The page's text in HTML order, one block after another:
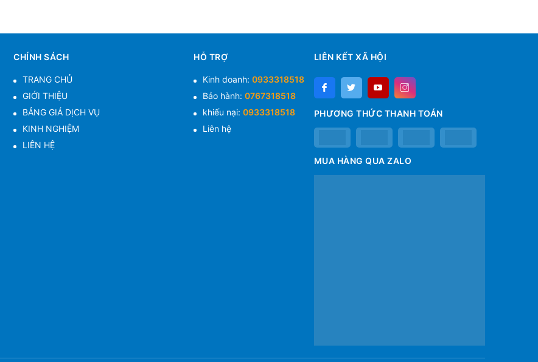
CHÍNH SÁCH
TRANG CHỦ
GIỚI THIỆU
BẢNG GIÁ DỊCH VỤ
KINH NGHIỆM
LIÊN HỆ
HỖ TRỢ
Kinh doanh:0933318518
Bảo hành:0767318518
khiếu nại:0933318518
Liên hệ
LIÊN KẾT XÃ HỘI
PHƯƠNG THỨC THANH TOÁN
MUA HÀNG QUA ZALO